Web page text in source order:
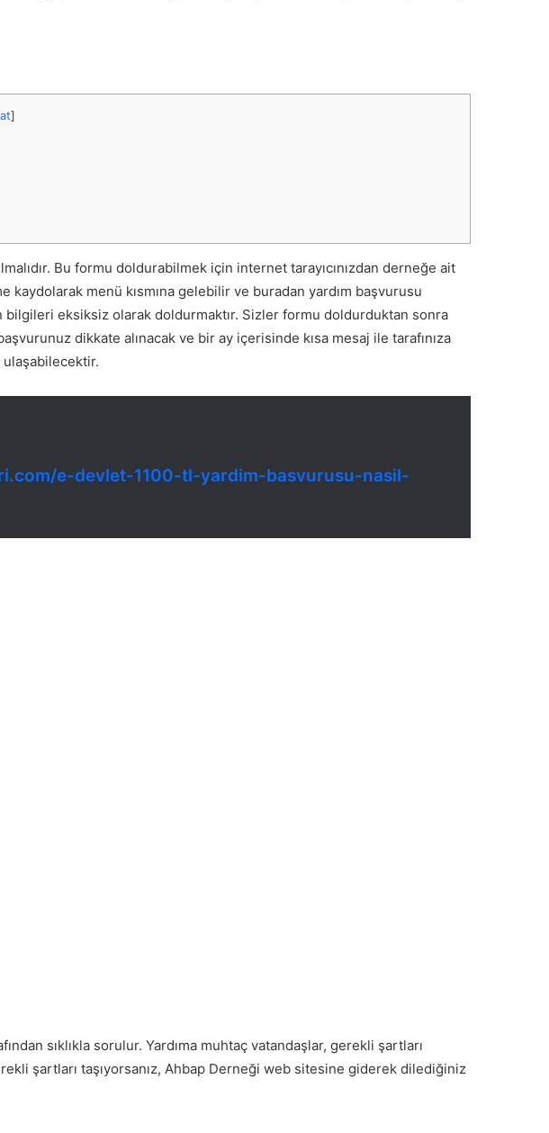
]
Bu formu doldurabilmek için internet tarayıcınızdan derneğe ait
menü kısmına gelebilir ve buradan yardım başvurusu
eksiksiz olarak doldurmaktır. Sizler formu doldurduktan sonra
dikkate alınacak ve bir ay içerisinde kısa mesaj ile tarafınıza
ulaşabilecektir.
e-devlet-1100-tl-yardim-basvurusu-nasil-
sıklıkla sorulur. Yardıma muhtaç vatandaşlar, gerekli şartları
şartları taşıyorsanız, Ahbap Derneği web sitesine giderek dilediğiniz